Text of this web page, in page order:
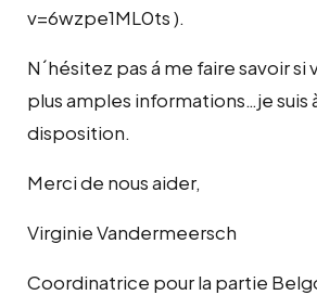
v=6wzpe1ML0ts).
N´hésitez pas á me faire savoir si
plus amples informations…je suis
disposition.
Merci de nous aider,
Virginie Vandermeersch
Coordinatrice pour la partie